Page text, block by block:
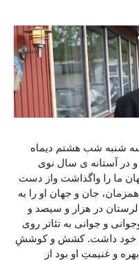
شنبه شب هشتم دیماه
در آستانه ی سال نوی
ما را واگذاشت واز دست
جان و جهان او را به
در هزار و سیصد و
و جوانی به تئاتر روی
با خود داشت. کشش و کوششِ
و غنیمتِ او بود از